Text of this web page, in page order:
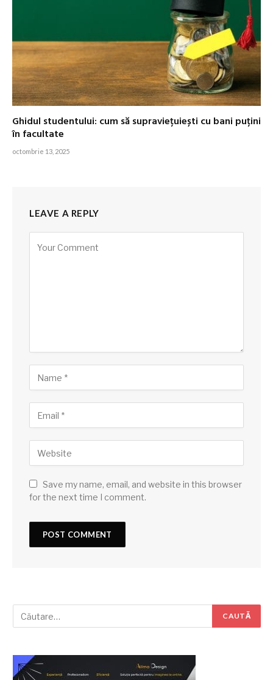
Ghidul studentului: cum să supraviețuiești cu bani puțini
în facultate
octombrie 13, 2025
LEAVE A REPLY
Save my name, email, and website in this browser
for the next time I comment.